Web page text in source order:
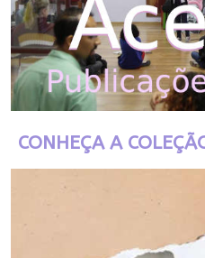
CONHEÇA A